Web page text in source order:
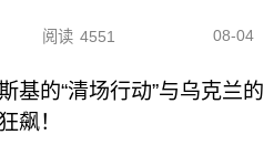
阅读 4551 08-04
基的“清场行动”与乌克兰的
飙！